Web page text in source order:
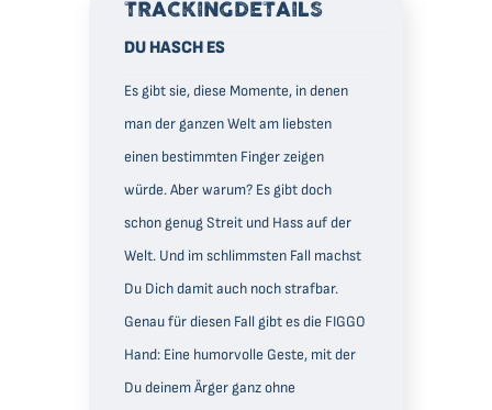
TRACKINGDETAILS
DU HASCH ES
Es gibt sie, diese Momente, in denen
man der ganzen Welt am liebsten
einen bestimmten Finger zeigen
würde. Aber warum? Es gibt doch
schon genug Streit und Hass auf der
Welt. Und im schlimmsten Fall machst
Du Dich damit auch noch strafbar.
Genau für diesen Fall gibt es die FIGGO
Hand: Eine humorvolle Geste, mit der
Du deinem Ärger ganz ohne